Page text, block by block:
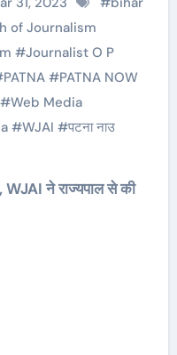
of Journalism
#Journalist O P
PATNA#PATNA NOW
Web Media
#WJAI #पटना नाउ